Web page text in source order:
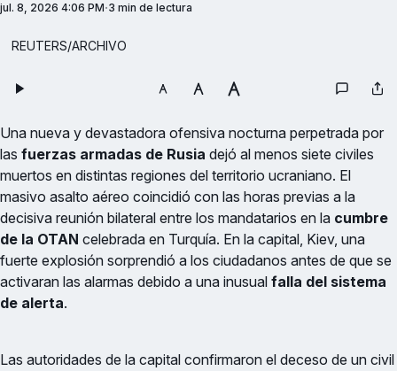
jul. 8, 2026 4:06 PM 3 min de lectura
REUTERS/ARCHIVO
Una nueva y devastadora ofensiva nocturna perpetrada por
las fuerzas armadas de Rusia dejó al menos siete civiles
muertos en distintas regiones del territorio ucraniano. El
masivo asalto aéreo coincidió con las horas previas a la
decisiva reunión bilateral entre los mandatarios en la cumbre
de la OTAN celebrada en Turquía. En la capital, Kiev, una
fuerte explosión sorprendió a los ciudadanos antes de que se
activaran las alarmas debido a una inusual falla del sistema
de alerta.
Las autoridades de la capital confirmaron el deceso de un civil